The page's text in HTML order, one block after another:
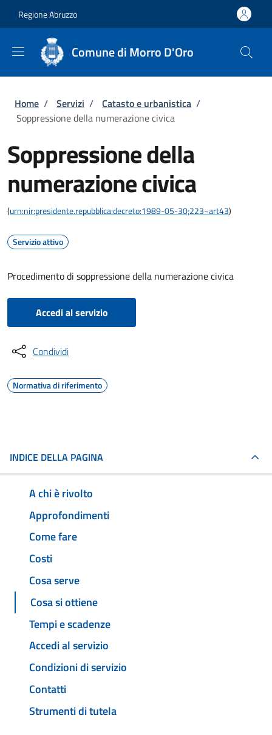
Regione Abruzzo
Comune di Morro D'Oro
Briciole di pane
Home / Servizi / Catasto e urbanistica /
Soppressione della numerazione civica
Soppressione della
numerazione civica
(urn:nir:presidente.repubblica:decreto:1989-05-30;223~art43)
Servizio attivo
Procedimento di soppressione della numerazione civica
Accedi al servizio
Condividi
Normativa di riferimento
INDICE DELLA PAGINA
A chi è rivolto
Approfondimenti
Come fare
Costi
Cosa serve
Cosa si ottiene
Tempi e scadenze
Accedi al servizio
Condizioni di servizio
Contatti
Strumenti di tutela